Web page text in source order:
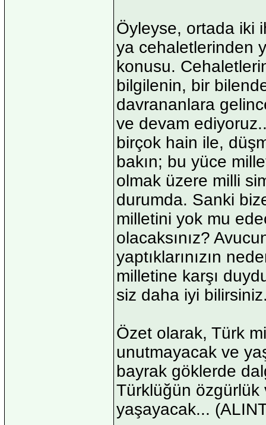
Öyleyse, ortada iki
ya cehaletlerinden
konusu.
bilgilenin, bir
davrananlara
ve devam
birçok hain ile,
bakın; bu yüce
olmak üzere milli
durumda. Sanki
milletini yok mu
olacaksınız?
yaptıklarınızın
milletine karşı
siz daha iyi
Özet olarak, Türk
unutmayacak ve
bayrak göklerde
Türklüğün özgürlük
yaşayacak...